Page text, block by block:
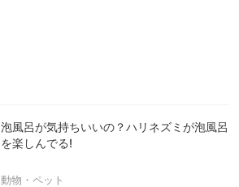
泡風呂が気持ちいいの？ハリネズミが泡風呂
を楽しんでる!
動物・ペット